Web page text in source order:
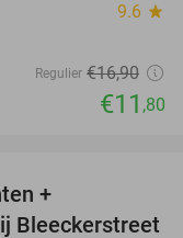
9.6 star
Regulier €16,90
€11 ,80
+
Bleeckerstreet